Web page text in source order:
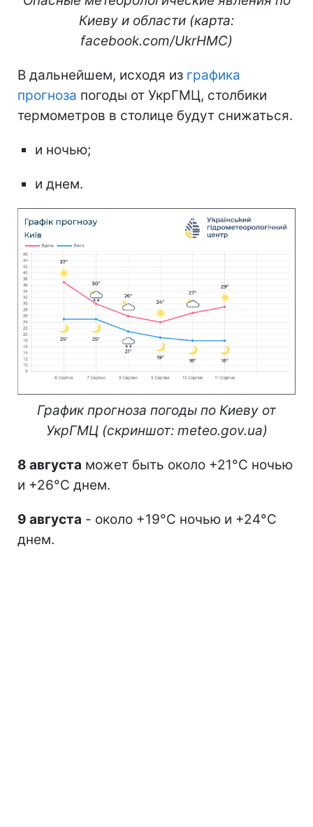
Киеву и области (карта:
facebook.com/UkrHMC)
В дальнейшем, исходя из графика
прогноза погоды от УкрГМЦ, столбики
термометров в столице будут снижаться.
и ночью;
и днем.
График прогноза погоды по Киеву от
УкрГМЦ (скриншот: meteo.gov.ua)
8 августа может быть около +21°С ночью
и +26°С днем.
9 августа - около +19°С ночью и +24°С
днем.